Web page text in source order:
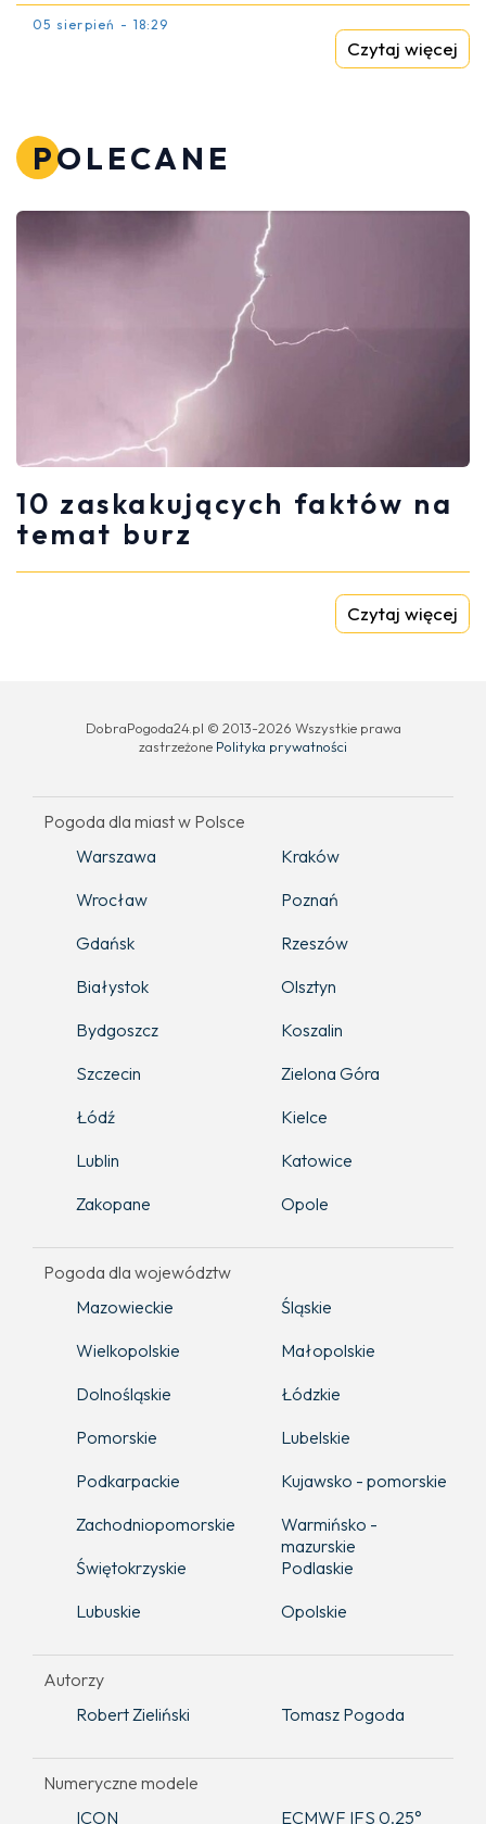
05 sierpień - 18:29
Czytaj więcej
POLECANE
10 zaskakujących faktów na
temat burz
Czytaj więcej
DobraPogoda24.pl © 2013-2026 Wszystkie prawa
zastrzeżone Polityka prywatności
Pogoda dla miast w Polsce
Warszawa
Kraków
Wrocław
Poznań
Gdańsk
Rzeszów
Białystok
Olsztyn
Bydgoszcz
Koszalin
Szczecin
Zielona Góra
Łódź
Kielce
Lublin
Katowice
Zakopane
Opole
Pogoda dla województw
Mazowieckie
Śląskie
Wielkopolskie
Małopolskie
Dolnośląskie
Łódzkie
Pomorskie
Lubelskie
Podkarpackie
Kujawsko - pomorskie
Zachodniopomorskie
Warmińsko -
mazurskie
Świętokrzyskie
Podlaskie
Lubuskie
Opolskie
Autorzy
Robert Zieliński
Tomasz Pogoda
Numeryczne modele
ICON
ECMWF IFS 0.25°